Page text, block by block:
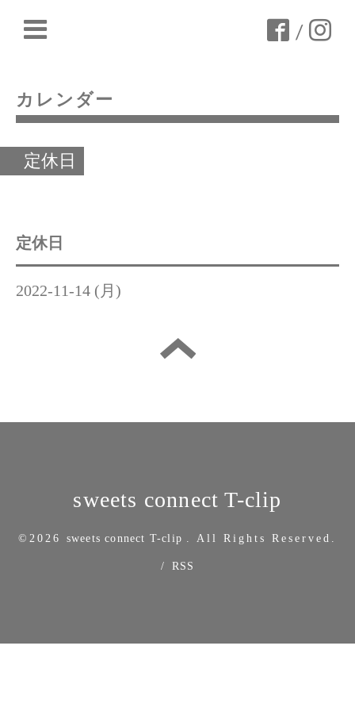
/
カレンダー
定休日
定休日
2022-11-14 (月)
sweets connect T-clip
©2026 sweets connect T-clip . All Rights Reserved.
/ RSS